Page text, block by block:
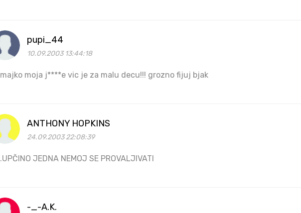
pupi_44
10.09.2003 13:44:18
majko moja j****e vic je za malu decu!!! grozno fijuj bjak
ANTHONY HOPKINS
24.09.2003 22:08:39
.UPČINO JEDNA NEMOJ SE PROVALJIVATI
-_-A.K.